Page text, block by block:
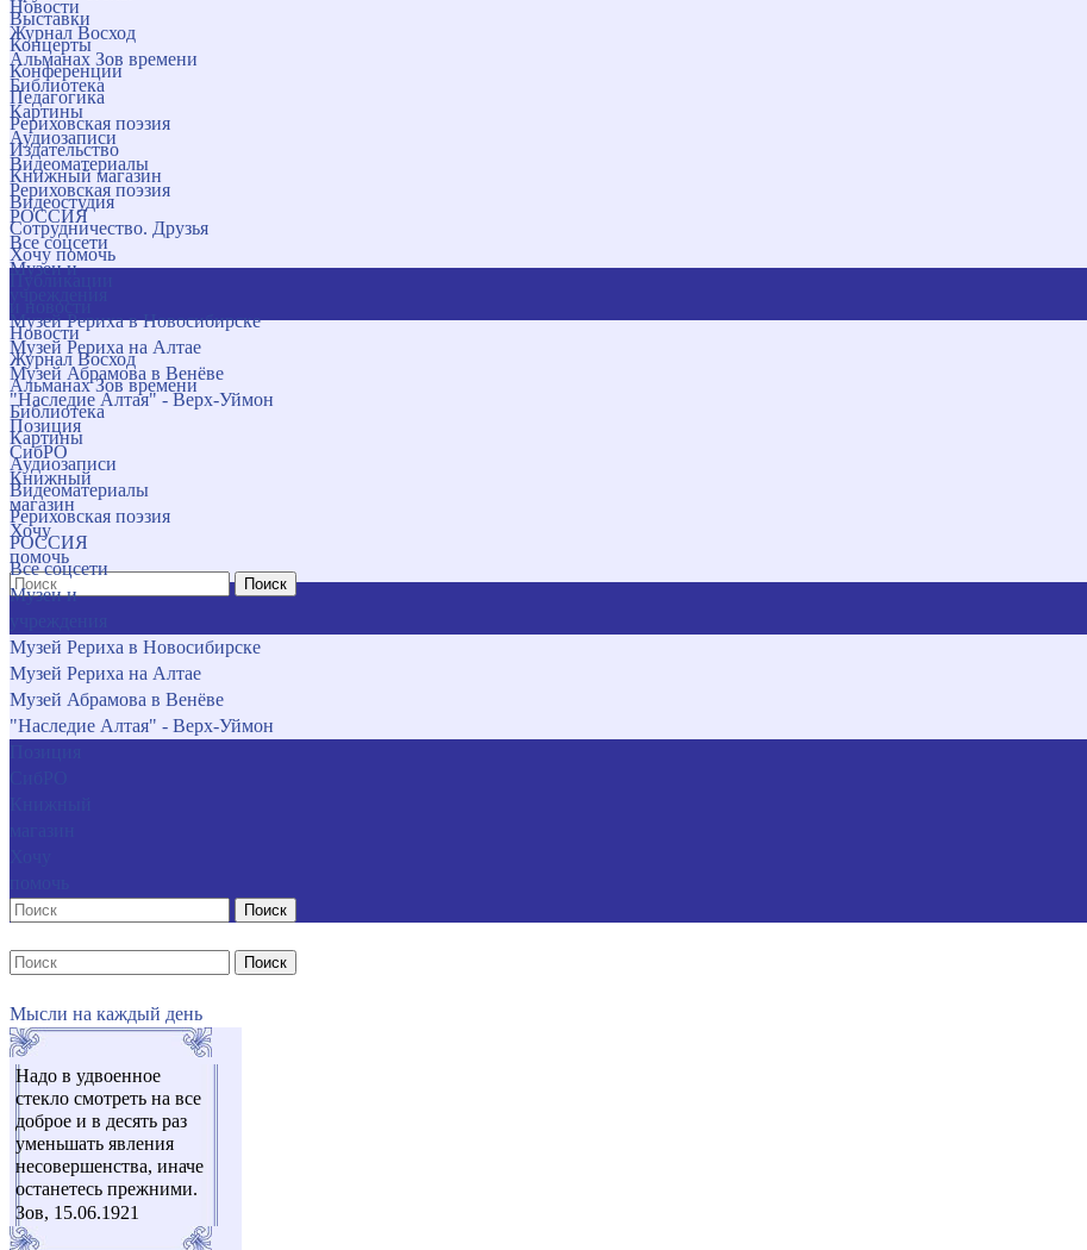
Новости
Журнал Восход
Альманах Зов времени
Библиотека
Картины
Аудиозаписи
Видеоматериалы
Рериховская поэзия
РОССИЯ
Все соцсети
Музеи и
Музей Рериха в Новосибирске
Музей Рериха на Алтае
Музей Абрамова в Венёве
"Наследие Алтая" - Верх-Уймон
Позиция
СибРО
Книжный
магазин
Хочу
помочь
Поиск
Выставки
Концерты
Конференции
Педагогика
Рериховская поэзия
Издательство
Книжный магазин
Видеостудия
Сотрудничество. Друзья
Хочу помочь
Новости
Журнал Восход
Альманах Зов времени
Библиотека
Картины
Аудиозаписи
Видеоматериалы
Рериховская поэзия
РОССИЯ
Все соцсети
Музеи и
Музей Рериха в Новосибирске
Музей Рериха на Алтае
Музей Абрамова в Венёве
"Наследие Алтая" - Верх-Уймон
Поиск
Поиск
Мысли на каждый день
Надо в удвоенное
стекло смотреть на все
доброе и в десять раз
уменьшать явления
несовершенства, иначе
останетесь прежними.
Зов, 15.06.1921